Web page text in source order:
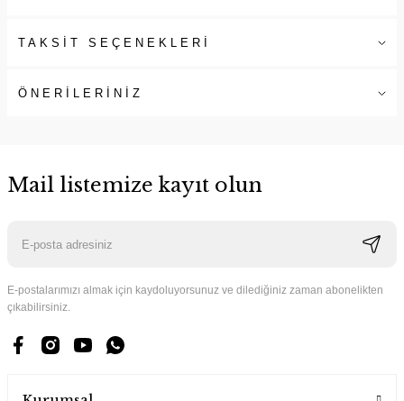
TAKSİT SEÇENEKLERİ
ÖNERİLERİNİZ
Mail listemize kayıt olun
E-postalarımızı almak için kaydoluyorsunuz ve dilediğiniz zaman abonelikten
çıkabilirsiniz.